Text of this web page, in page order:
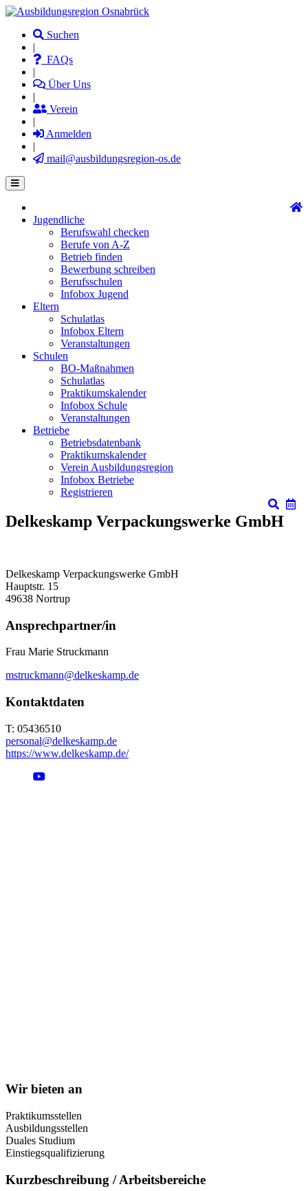
Direkt
Inhalt
Suchen
|
FAQs
|
Über Uns
|
Verein
|
Anmelden
|
mail@ausbildungsregion-os.de
Main
navigation
Jugendliche
Berufswahl checken
Berufe von A-Z
Betrieb finden
Bewerbung schreiben
Berufsschulen
Infobox Jugend
Eltern
Schulatlas
Infobox Eltern
Veranstaltungen
Schulen
BO-Maßnahmen
Schulatlas
Praktikumskalender
Infobox Schule
Veranstaltungen
Betriebe
Betriebsdatenbank
Praktikumskalender
Verein Ausbildungsregion
Infobox Betriebe
Registrieren
Delkeskamp Verpackungswerke GmbH
Delkeskamp Verpackungswerke GmbH
Hauptstr. 15
49638 Nortrup
Ansprechpartner/in
Frau Marie Struckmann
mstruckmann@delkeskamp.de
Kontaktdaten
T: 05436510
personal@delkeskamp.de
https://www.delkeskamp.de/
Wir bieten an
Praktikumsstellen
Ausbildungsstellen
Duales Studium
Einstiegsqualifizierung
Kurzbeschreibung / Arbeitsbereiche